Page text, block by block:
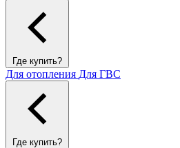
Где купить?
Для отопления Для ГВС
Где купить?